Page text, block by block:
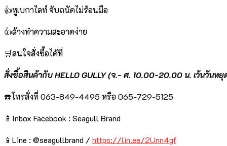
👍หูเบกาไลท์ จับถนัดไม่ร้อนมือ
👍ล้างทำความสะอาดง่าย
🛒สนใจสั่งซื้อได้ที่
สั่งซื้อสินค้ากับ HELLO GULLY (จ.- ศ. 10.00-20.00 น. เว้นวันห
☎️โทรสั่งที่ 063-849-4495 หรือ 065-729-5125
📱Inbox Facebook : Seagull Brand
📱Line : @seagullbrand / https://lin.ee/2Unn4gf